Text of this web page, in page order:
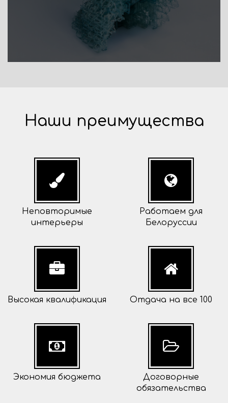
Наши преимущества
Неповторимые
интерьеры
Работаем для
Белоруссии
Высокая квалификация Отдача на все 100
Экономия бюджета
Договорные
обязательства